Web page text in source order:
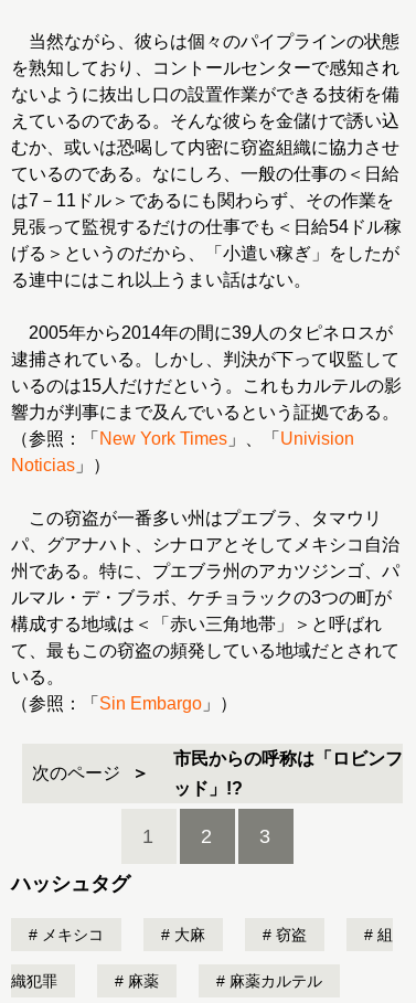
当然ながら、彼らは個々のパイプラインの状態
を熟知しており、コントールセンターで感知され
ないように抜出し口の設置作業ができる技術を備
えているのである。そんな彼らを金儲けで誘い込
むか、或いは恐喝して内密に窃盗組織に協力させ
ているのである。なにしろ、一般の仕事の＜日給
は7－11ドル＞であるにも関わらず、その作業を
見張って監視するだけの仕事でも＜日給54ドル稼
げる＞というのだから、「小遣い稼ぎ」をしたが
る連中にはこれ以上うまい話はない。
2005年から2014年の間に39人のタピネロスが
逮捕されている。しかし、判決が下って収監して
いるのは15人だけだという。これもカルテルの影
響力が判事にまで及んでいるという証拠である。
（参照：「 New York Times 」、「 Univision
Noticias 」）
この窃盗が一番多い州はプエブラ、タマウリ
パ、グアナハト、シナロアとそしてメキシコ自治
州である。特に、プエブラ州のアカツジンゴ、パ
ルマル・デ・ブラボ、ケチョラックの3つの町が
構成する地域は＜「赤い三角地帯」＞と呼ばれ
て、最もこの窃盗の頻発している地域だとされて
いる。
（参照：「 Sin Embargo 」）
次のページ
市民からの呼称は「ロビンフ
ッド」!?
1 2 3
ハッシュタグ
メキシコ 大麻 窃盗 組
織犯罪 麻薬 麻薬カルテル